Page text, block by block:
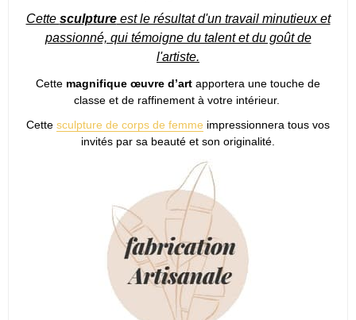
Cette sculptureest le résultat d'un travail minutieux et
passionné, qui témoigne du talent et du goût de
l'artiste.
Cette magnifique œuvre d’art apportera une touche de
classe et de raffinement à votre intérieur.
Cette sculpture de corps de femme impressionnera tous vos
invités par sa beauté et son originalité.